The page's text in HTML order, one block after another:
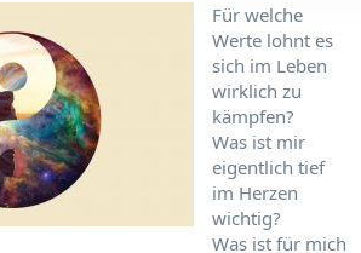
Für welche
Werte lohnt es
sich im Leben
wirklich zu
kämpfen?
Was ist mir
eigentlich tief
im Herzen
wichtig?
Was ist für mich